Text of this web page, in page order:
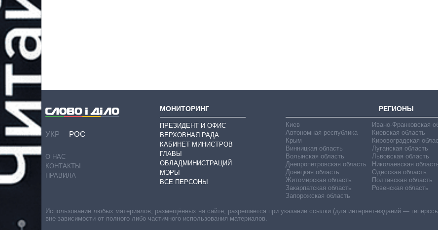
УКР РОС
О НАС
КОНТАКТЫ
ПРАВИЛА
МОНИТОРИНГ
ПРЕЗИДЕНТ И ОФИС
ВЕРХОВНАЯ РАДА
КАБИНЕТ МИНИСТРОВ
ГЛАВЫ
ОБЛАДМИНИСТРАЦИЙ
МЭРЫ
ВСЕ ПЕРСОНЫ
РЕГИОНЫ
Киев
Автономная республика
Крым
Винницкая область
Волынская область
Днепропетровская область
Донецкая область
Житомирская область
Закарпатская область
Запорожская область
Ивано-Франковская
Киевская область
Кировоградская
Луганская область
Львовская область
Николаевская
Одесская область
Полтавская область
Ровенская область
Использование любых материалов, размещённых на сайте, разрешается при указании ссылки (для интернет-изданий —
вне зависимости от полного либо частичного использования материалов.